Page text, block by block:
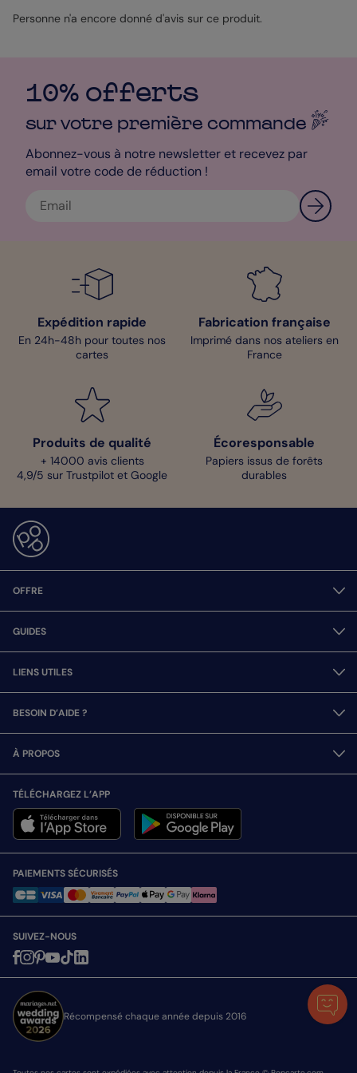
Personne n'a encore donné d'avis sur ce produit.
10% offerts
sur votre première commande
Abonnez-vous à notre newsletter et recevez par
email votre code de réduction !
Expédition rapide
En 24h-48h pour toutes nos
cartes
Fabrication française
Imprimé dans nos ateliers en
France
Produits de qualité
+ 14000 avis clients
4,9/5 sur Trustpilot et Google
Écoresponsable
Papiers issus de forêts
durables
OFFRE
GUIDES
LIENS UTILES
BESOIN D’AIDE ?
À PROPOS
TÉLÉCHARGEZ L’APP
PAIEMENTS SÉCURISÉS
SUIVEZ-NOUS
Récompensé chaque année depuis 2016